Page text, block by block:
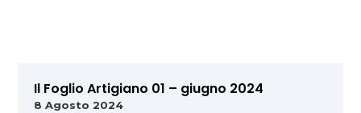
Il Foglio Artigiano 01 – giugno 2024
8 Agosto 2024